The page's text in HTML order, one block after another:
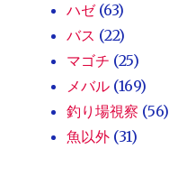
ハゼ(63)
バス (22)
マゴチ (25)
メバル (169)
釣り場視察 (56)
魚以外 (31)